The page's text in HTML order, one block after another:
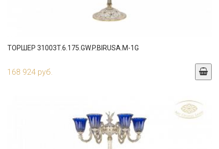
ТОРШЕР 31003T.6.175.GW.P.BIRUSA.M-1G
168 924 руб.